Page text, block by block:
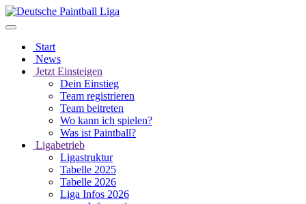
Start
News
Jetzt Einsteigen
Dein Einstieg
Team registrieren
Team beitreten
Wo kann ich spielen?
Was ist Paintball?
Ligabetrieb
Ligastruktur
Tabelle 2025
Tabelle 2026
Liga Infos 2026